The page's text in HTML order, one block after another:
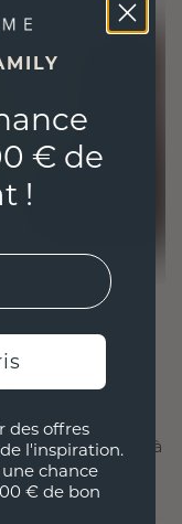
est de
conçue pour
devient votre
destinée à
€ de
!
des offres
l'inspiration.
chance
€ de bon